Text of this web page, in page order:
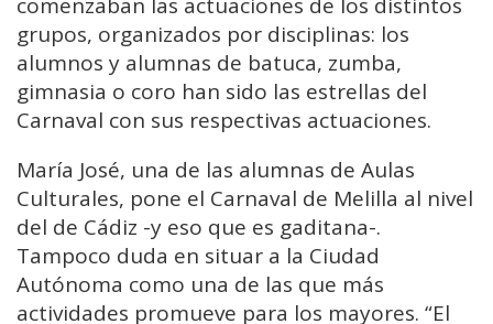
grupos, organizados por disciplinas: los
alumnos y alumnas de batuca, zumba,
gimnasia o coro han sido las estrellas del
Carnaval con sus respectivas actuaciones.
María José, una de las alumnas de Aulas
Culturales, pone el Carnaval de Melilla al nivel
del de Cádiz -y eso que es gaditana-.
Tampoco duda en situar a la Ciudad
Autónoma como una de las que más
actividades promueve para los mayores. “El